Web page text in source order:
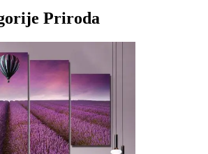
Priroda